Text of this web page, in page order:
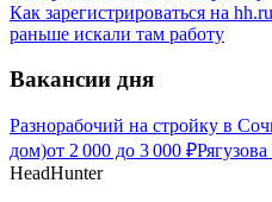
Как зарегистрироваться на
раньше искали там работу
Вакансии дня
Разнорабочий на стройку в
дом)от 2 000 до 3 000 ₽
HeadHunter